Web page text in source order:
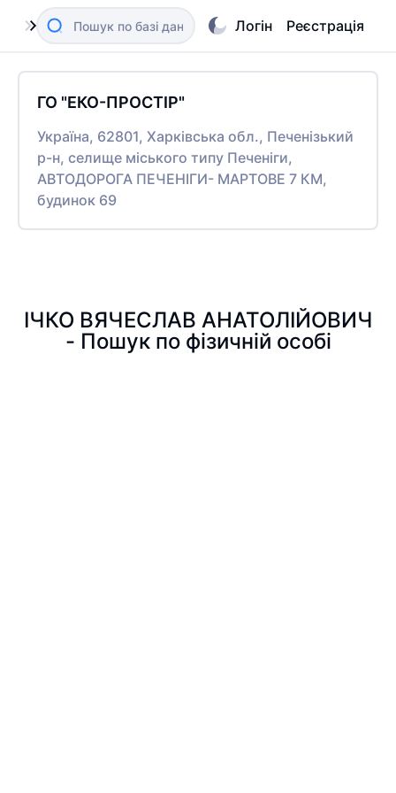
Логін Реєстрація
ГО "ЕКО-ПРОСТІР"
Україна, 62801, Харківська обл., Печенізький
р-н, селище міського типу Печеніги,
АВТОДОРОГА ПЕЧЕНІГИ- МАРТОВЕ 7 КМ,
будинок 69
ІЧКО ВЯЧЕСЛАВ АНАТОЛІЙОВИЧ
- Пошук по фізичній особі